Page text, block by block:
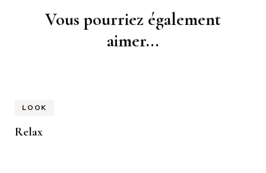
Navigation
Vous pourriez également
aimer...
LOOK
Relax